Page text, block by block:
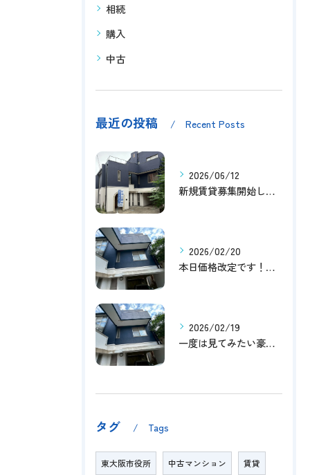
相続
購入
中古
最近の投稿 Recent Posts
2026/06/12
新規賃貸募集開始しました！
2026/02/20
本日価格改定です！！このチャンスお見逃しなく！！！
2026/02/19
一度は見てみたい豪邸！！内覧受付中です～☆
タグ Tags
東大阪市役所 中古マンション 賃貸